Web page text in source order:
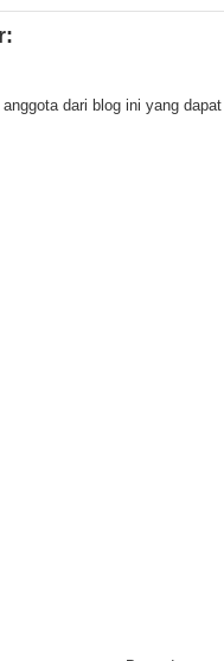
dari blog ini yang